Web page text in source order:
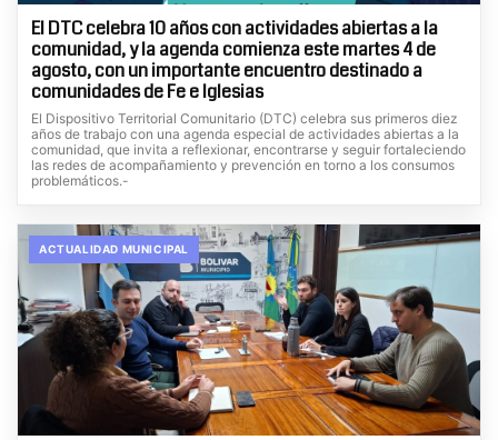
El DTC celebra 10 años con actividades abiertas a la
comunidad, y la agenda comienza este martes 4 de
agosto, con un importante encuentro destinado a
comunidades de Fe e Iglesias
El Dispositivo Territorial Comunitario (DTC) celebra sus primeros diez
años de trabajo con una agenda especial de actividades abiertas a la
comunidad, que invita a reflexionar, encontrarse y seguir fortaleciendo
las redes de acompañamiento y prevención en torno a los consumos
problemáticos.-
ACTUALIDAD MUNICIPAL